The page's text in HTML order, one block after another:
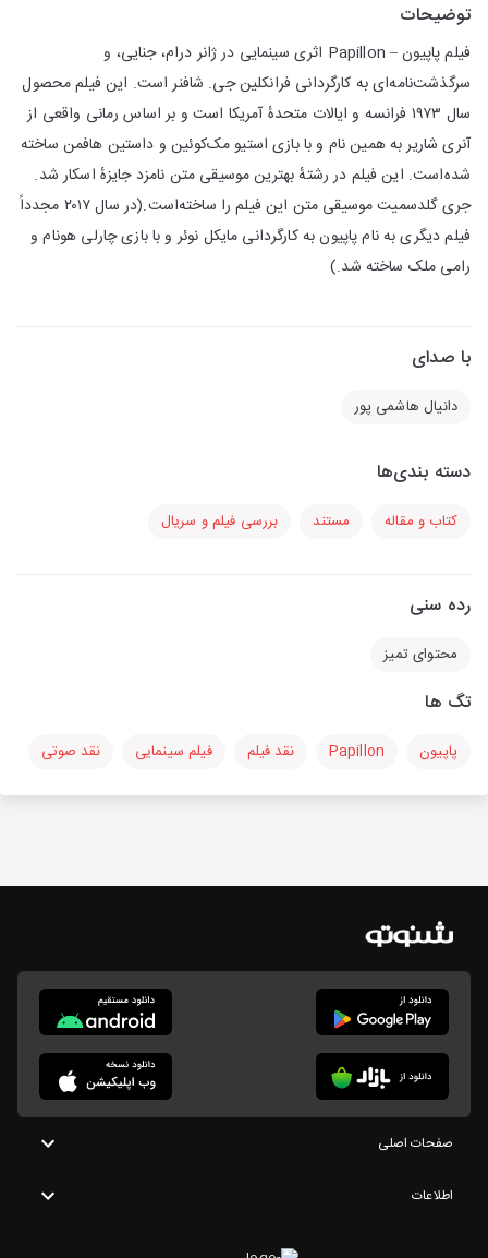
توضیحات
فیلم پاپیون – Papillon اثری سینمایی در ژانر درام، جنایی، و
سرگذشت‌نامه‌ای به کارگردانی فرانکلین جی. شافنر است. این فیلم محصول
سال ۱۹۷۳ فرانسه و ایالات متحدهٔ آمریکا است و بر اساس رمانی واقعی از
آنری شاریر به همین نام و با بازی استیو مک‌کوئین و داستین هافمن ساخته
شده‌است. این فیلم در رشتهٔ بهترین موسیقی متن نامزد جایزهٔ اسکار شد.
جری گلدسمیت موسیقی متن این فیلم را ساخته‌است.(در سال ۲۰۱۷ مجدداً
فیلم دیگری به نام پاپیون به کارگردانی مایکل نوئر و با بازی چارلی هونام و
رامی ملک ساخته شد.)
با صدای
دانیال هاشمی پور
دسته بندی‌ها
کتاب و مقاله مستند بررسی فیلم و سریال
رده سنی
محتوای تمیز
تگ ها
پاپیون Papillon نقد فیلم فیلم سینمایی نقد صوتی
صفحات اصلی
اطلاعات